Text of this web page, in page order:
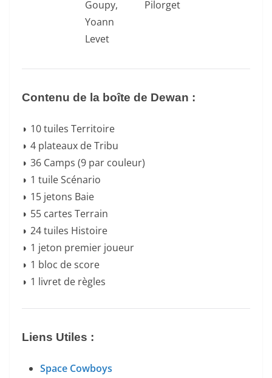
Goupy,
Yoann
Levet
Pilorget
Contenu de la boîte de Dewan :
◗ 10 tuiles Territoire
◗ 4 plateaux de Tribu
◗ 36 Camps (9 par couleur)
◗ 1 tuile Scénario
◗ 15 jetons Baie
◗ 55 cartes Terrain
◗ 24 tuiles Histoire
◗ 1 jeton premier joueur
◗ 1 bloc de score
◗ 1 livret de règles
Liens Utiles :
Space Cowboys